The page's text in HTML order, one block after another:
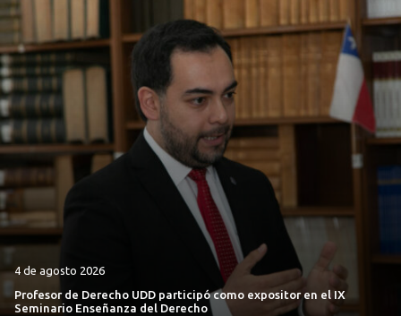
4 de agosto 2026
Profesor de Derecho UDD participó como expositor en el IX
Seminario Enseñanza del Derecho